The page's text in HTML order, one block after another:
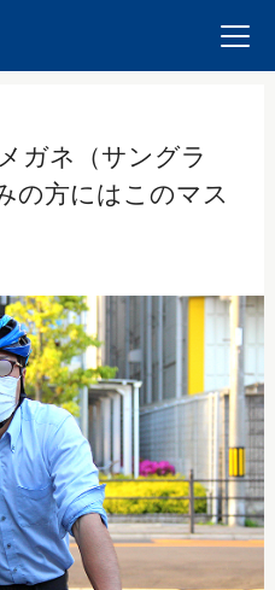
ガネ（サングラ
の方にはこのマス